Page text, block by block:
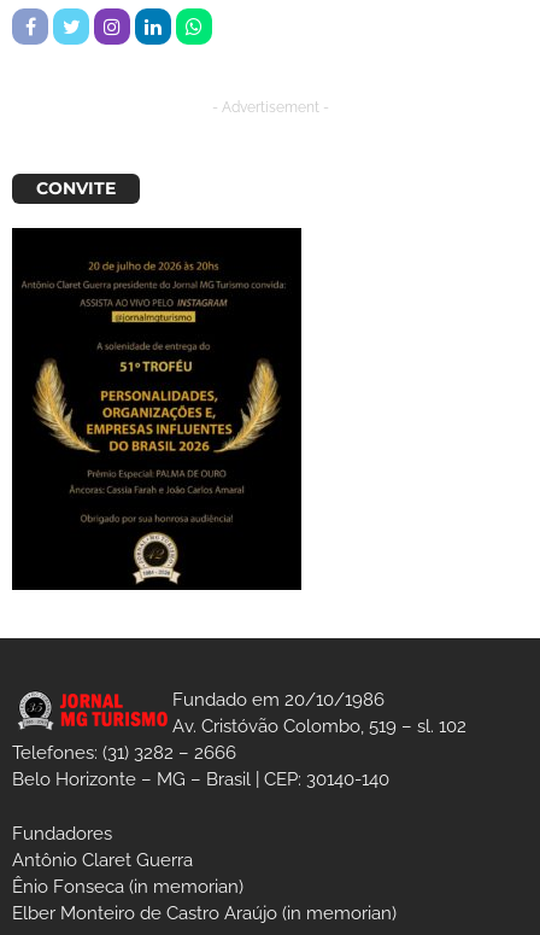
- Advertisement -
CONVITE
Fundado em 20/10/1986
Av. Cristóvão Colombo, 519 – sl. 102
Telefones: (31) 3282 – 2666
Belo Horizonte – MG – Brasil | CEP: 30140-140
Fundadores
Antônio Claret Guerra
Ênio Fonseca (in memorian)
Elber Monteiro de Castro Araújo (in memorian)